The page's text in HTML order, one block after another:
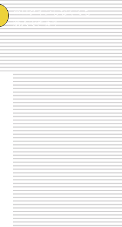
※ログインしなくても
購入できます